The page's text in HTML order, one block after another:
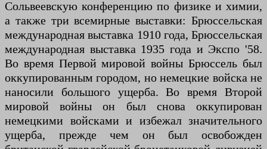
Сольвеевскую конференцию по физике и химии,
а также три всемирные выставки: Брюссельская
международная выставка 1910 года, Брюссельская
международная выставка 1935 года и Экспо '58.
Во время Первой мировой войны Брюссель был
оккупированным городом, но немецкие войска не
наносили большого ущерба. Во время Второй
мировой войны он был снова оккупирован
немецкими войсками и избежал значительного
ущерба, прежде чем он был освобожден